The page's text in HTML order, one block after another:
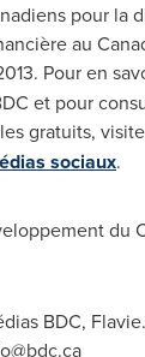
pour la
au
Pour en
et pour
gratuits,
sociaux.
du
BDC,